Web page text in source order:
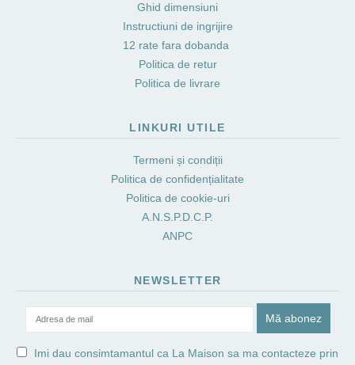
Ghid dimensiuni
Instructiuni de ingrijire
12 rate fara dobanda
Politica de retur
Politica de livrare
LINKURI UTILE
Termeni și condiții
Politica de confidențialitate
Politica de cookie-uri
A.N.S.P.D.C.P.
ANPC
NEWSLETTER
Imi dau consimtamantul ca La Maison sa ma contacteze prin